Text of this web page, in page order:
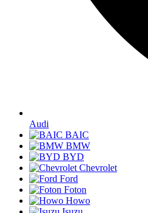
Audi
BAIC
BMW
BYD
Chevrolet
Ford
Foton
Howo